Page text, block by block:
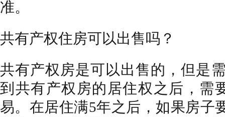
准。
共有产权住房可以出售吗？
共有产权房是可以出售的，但是
到共有产权房的居住权之后，需
易。在居住满5年之后，如果房子